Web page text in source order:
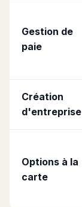
Gestion de
paie
Création
d'entreprise
Options à la
carte